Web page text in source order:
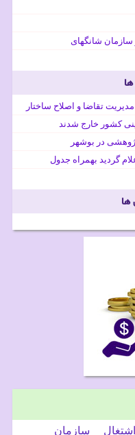
سازمان شانگهای
در بوشهر
گردید بهمراه جدول
اشتغال
سازمان